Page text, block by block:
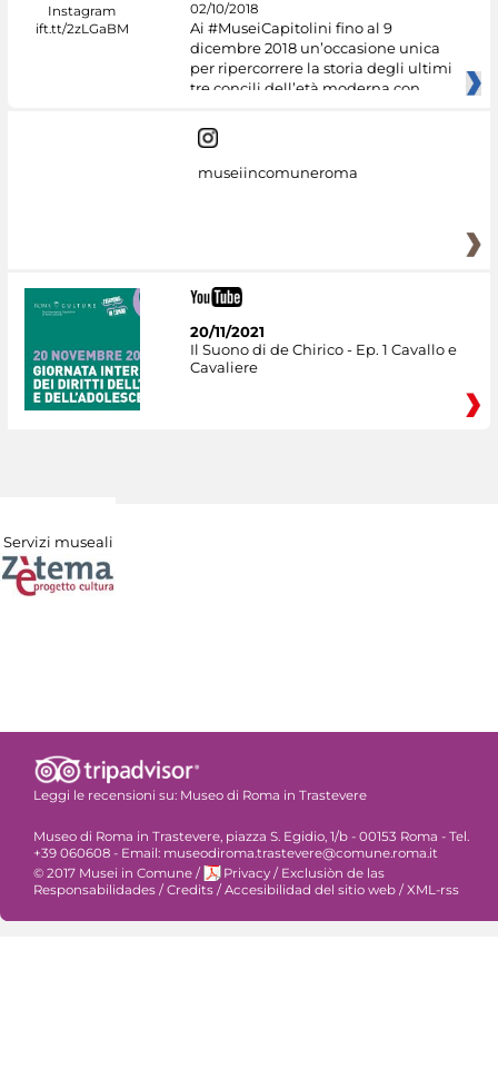
02/10/2018
Ai #MuseiCapitolini fino al 9
dicembre 2018 un’occasione unica
per ripercorrere la storia degli ultimi
tre concili dell’età moderna con
museiincomuneroma
20/11/2021
Il Suono di de Chirico - Ep. 1 Cavallo e
Cavaliere
Servizi museali
Leggi le recensioni su: Museo di Roma in Trastevere
Museo di Roma in Trastevere, piazza S. Egidio, 1/b - 00153 Roma - Tel.
+39 060608 - Email: museodiroma.trastevere@comune.roma.it
© 2017 Musei in Comune / Privacy / Exclusiòn de las
Responsabilidades / Credits / Accesibilidad del sitio web / XML-rss